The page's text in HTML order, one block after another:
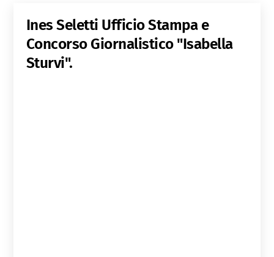
Ines Seletti Ufficio Stampa e
Concorso Giornalistico "Isabella
Sturvi".